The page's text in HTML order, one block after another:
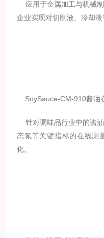
应用于金属加工与机械
企业实现对切削液、冷却液
SoySauce-CM-910酱油
针对调味品行业中的酱
态氮等关键指标的在线测
化。